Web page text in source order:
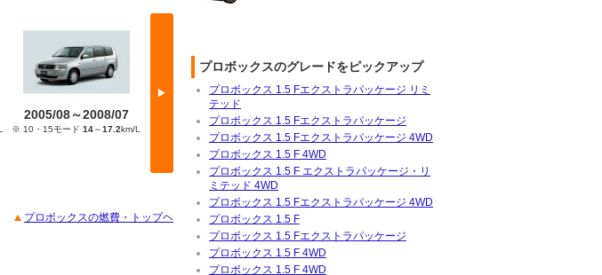
▶
2005/08～2008/07
※ 10・15モード 14～17.2km/L
2002/07～2005/07
※ 10・15モード14～17.2km/L
プロボックスの燃費・トップヘ
プロボックスのグレードをピックアップ
プロボックス 1.5 Fエクストラパッケージ リミ
テッド
プロボックス 1.5 Fエクストラパッケージ
プロボックス 1.5 Fエクストラパッケージ 4WD
プロボックス 1.5 F 4WD
プロボックス 1.5 F エクストラパッケージ・リ
ミテッド 4WD
プロボックス 1.5 Fエクストラパッケージ 4WD
プロボックス 1.5 F
プロボックス 1.5 Fエクストラパッケージ
プロボックス 1.5 F 4WD
プロボックス 1.5 F 4WD